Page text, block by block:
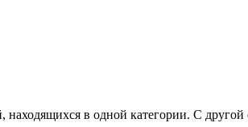
в одной категории. С другой